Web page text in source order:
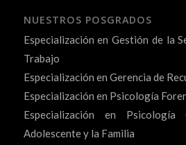
NUESTROS POSGRADOS
Especialización en Gestión de la
Trabajo
Especialización en Gerencia de
Especialización en Psicología
Especialización en
Adolescente y la Familia